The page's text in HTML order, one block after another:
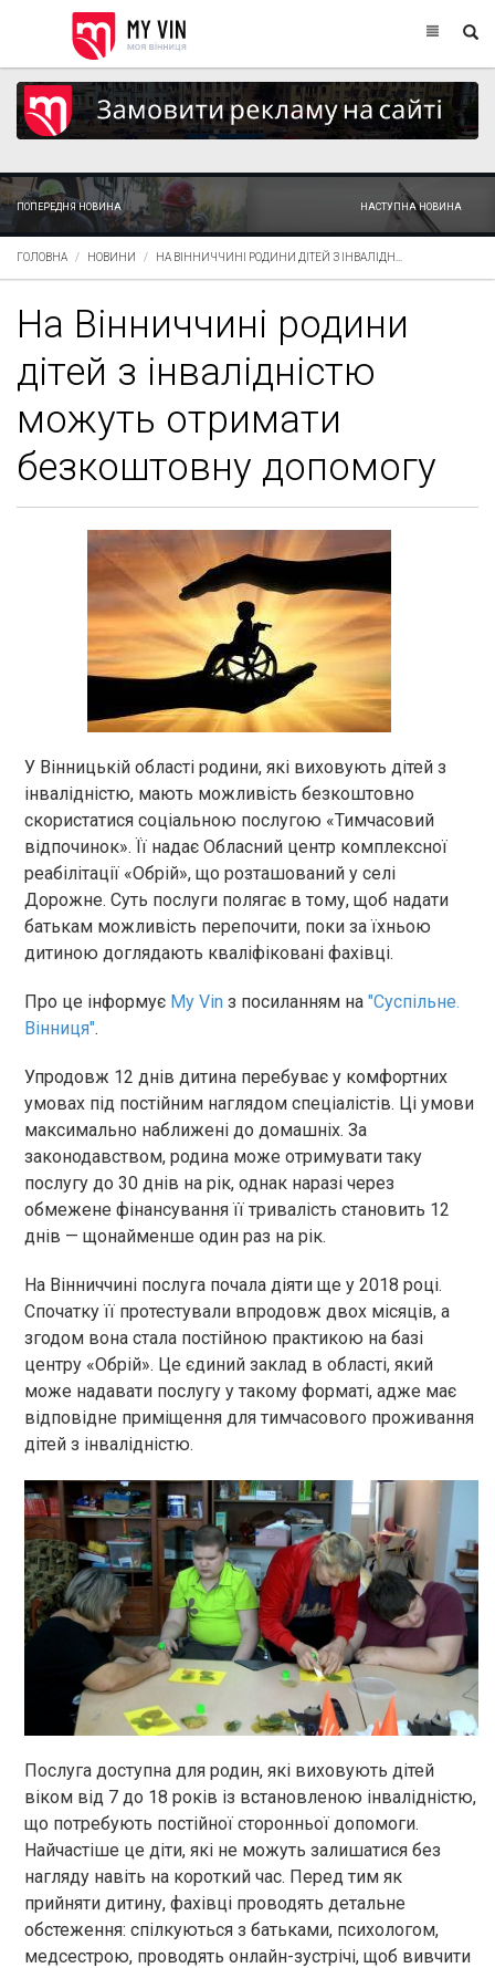
ПОПЕРЕДНЯ НОВИНА НАСТУПНА НОВИНА
ГОЛОВНА НОВИНИ НА ВІННИЧЧИНІ РОДИНИ ДІТЕЙ З ІНВАЛІДН...
На Вінниччині родини
дітей з інвалідністю
можуть отримати
безкоштовну допомогу
У Вінницькій області родини, які виховують дітей з
інвалідністю, мають можливість безкоштовно
скористатися соціальною послугою «Тимчасовий
відпочинок». Її надає Обласний центр комплексної
реабілітації «Обрій», що розташований у селі
Дорожне. Суть послуги полягає в тому, щоб надати
батькам можливість перепочити, поки за їхньою
дитиною доглядають кваліфіковані фахівці.
Про це інформує My Vin з посиланням на "Суспільне.
Вінниця".
Упродовж 12 днів дитина перебуває у комфортних
умовах під постійним наглядом спеціалістів. Ці умови
максимально наближені до домашніх. За
законодавством, родина може отримувати таку
послугу до 30 днів на рік, однак наразі через
обмежене фінансування її тривалість становить 12
днів — щонайменше один раз на рік.
На Вінниччині послуга почала діяти ще у 2018 році.
Спочатку її протестували впродовж двох місяців, а
згодом вона стала постійною практикою на базі
центру «Обрій». Це єдиний заклад в області, який
може надавати послугу у такому форматі, адже має
відповідне приміщення для тимчасового проживання
дітей з інвалідністю.
Послуга доступна для родин, які виховують дітей
віком від 7 до 18 років із встановленою інвалідністю,
що потребують постійної сторонньої допомоги.
Найчастіше це діти, які не можуть залишатися без
нагляду навіть на короткий час. Перед тим як
прийняти дитину, фахівці проводять детальне
обстеження: спілкуються з батьками, психологом,
медсестрою, проводять онлайн-зустрічі, щоб вивчити